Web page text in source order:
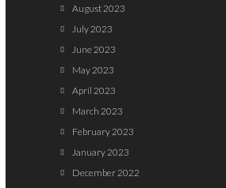
August 2023
July 2023
June 2023
May 2023
April 2023
March 2023
February 2023
January 2023
December 2022